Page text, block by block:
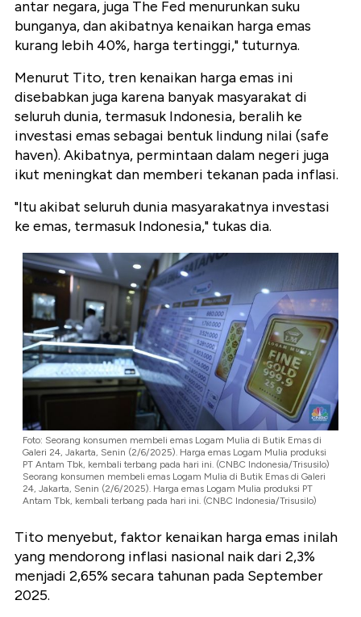
antar negara, juga The Fed menurunkan suku
bunganya, dan akibatnya kenaikan harga emas
kurang lebih 40%, harga tertinggi," tuturnya.
Menurut Tito, tren kenaikan harga emas ini
disebabkan juga karena banyak masyarakat di
seluruh dunia, termasuk Indonesia, beralih ke
investasi emas sebagai bentuk lindung nilai (safe
haven). Akibatnya, permintaan dalam negeri juga
ikut meningkat dan memberi tekanan pada inflasi.
"Itu akibat seluruh dunia masyarakatnya investasi
ke emas, termasuk Indonesia," tukas dia.
Foto: Seorang konsumen membeli emas Logam Mulia di Butik Emas di
Galeri 24, Jakarta, Senin (2/6/2025). Harga emas Logam Mulia produksi
PT Antam Tbk, kembali terbang pada hari ini. (CNBC Indonesia/Trisusilo)
Seorang konsumen membeli emas Logam Mulia di Butik Emas di Galeri
24, Jakarta, Senin (2/6/2025). Harga emas Logam Mulia produksi PT
Antam Tbk, kembali terbang pada hari ini. (CNBC Indonesia/Trisusilo)
Tito menyebut, faktor kenaikan harga emas inilah
yang mendorong inflasi nasional naik dari 2,3%
menjadi 2,65% secara tahunan pada September
2025.